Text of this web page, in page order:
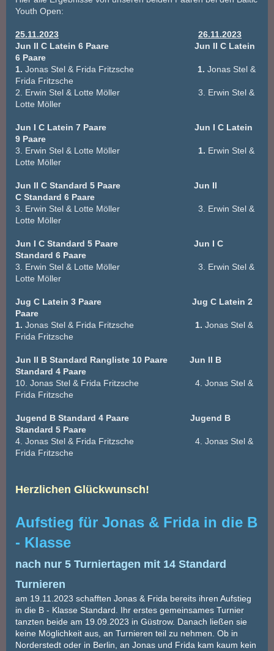
Youth Open:
25.11.2023
26.11.2023
Jun II C Latein 6 Paare
Jun II C Latein
6 Paare
1. Jonas Stel & Frida Fritzsche 1. Jonas Stel &
Frida Fritzsche
2. Erwin Stel & Lotte Möller 3. Erwin Stel &
Lotte Möller
Jun I C Latein 7 Paare Jun I C Latein
9 Paare
3. Erwin Stel & Lotte Möller 1. Erwin Stel &
Lotte Möller
Jun II C Standard 5 Paare Jun II
C Standard 6 Paare
3. Erwin Stel & Lotte Möller 3. Erwin Stel &
Lotte Möller
Jun I C Standard 5 Paare Jun I C
Standard 6 Paare
3. Erwin Stel & Lotte Möller 3. Erwin Stel &
Lotte Möller
Jug C Latein 3 Paare Jug C Latein 2
Paare
1. Jonas Stel & Frida Fritzsche 1. Jonas Stel &
Frida Fritzsche
Jun II B Standard Rangliste 10 Paare Jun II B
Standard 4 Paare
10. Jonas Stel & Frida Fritzsche 4. Jonas Stel &
Frida Fritzsche
Jugend B Standard 4 Paare Jugend B
Standard 5 Paare
4. Jonas Stel & Frida Fritzsche 4. Jonas Stel &
Frida Fritzsche
Herzlichen Glückwunsch!
Aufstieg für Jonas & Frida in die B
- Klasse
nach nur 5 Turniertagen mit 14 Standard
Turnieren
am 19.11.2023 schafften Jonas & Frida bereits ihren Aufstieg
in die B - Klasse Standard. Ihr erstes gemeinsames Turnier
tanzten beide am 19.09.2023 in Güstrow. Danach ließen sie
keine Möglichkeit aus, an Turnieren teil zu nehmen. Ob in
Norderstedt oder in Berlin, an Jonas und Frida kam kaum kein